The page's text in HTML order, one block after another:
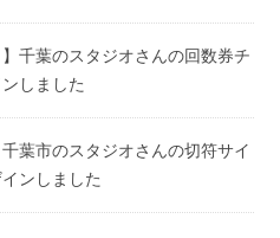
】千葉のスタジオさんの回数券チ
しました
千葉市のスタジオさんの切符サイ
ンしました